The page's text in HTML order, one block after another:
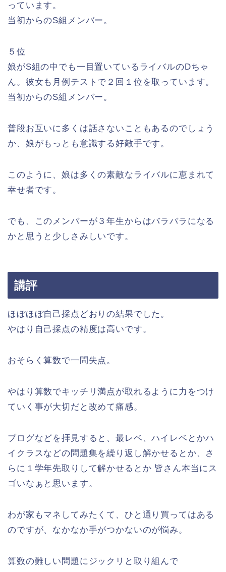
っています。
当初からのS組メンバー。
５位
娘がS組の中でも一目置いているライバルのDちゃ
ん。彼女も月例テストで２回１位を取っています。
当初からのS組メンバー。
普段お互いに多くは話さないこともあるのでしょう
か、娘がもっとも意識する好敵手です。
このように、娘は多くの素敵なライバルに恵まれて
幸せ者です。
でも、このメンバーが３年生からはバラバラになる
かと思うと少しさみしいです。
講評
ほぼほぼ自己採点どおりの結果でした。
やはり自己採点の精度は高いです。
おそらく算数で一問失点。
やはり算数でキッチリ満点が取れるように力をつけ
ていく事が大切だと改めて痛感。
ブログなどを拝見すると、最レベ、ハイレベとかハ
イクラスなどの問題集を繰り返し解かせるとか、さ
らに１学年先取りして解かせるとか 皆さん本当にス
ゴいなぁと思います。
わが家もマネしてみたくて、ひと通り買ってはある
のですが、なかなか手がつかないのが悩み。
算数の難しい問題にジックリと取り組んで